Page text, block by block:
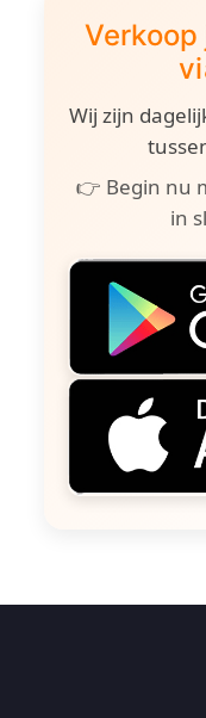
Wij zijn
👉 Begin nu
in